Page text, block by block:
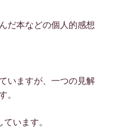
だ本などの個人的感想
いますが、一つの見解
。
います。